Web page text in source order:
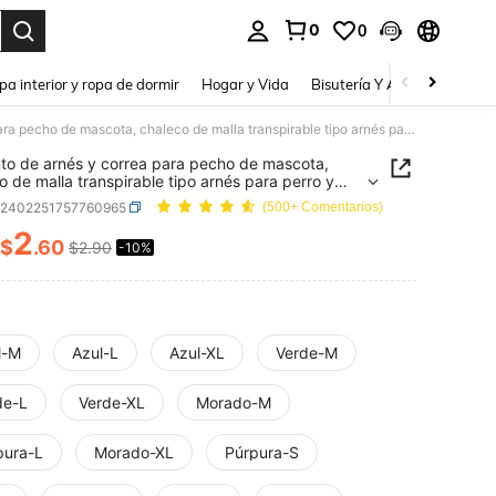
0 0
interior y ropa de dormir Hogar y Vida Bisutería Y Accesorios
Conjunto de arnés y correa para pecho de mascota, chaleco de malla transpirable tipo arnés para perro y gato, cuerda de plomo antideslizante para paseo al aire libre con tazón de alimentación plegable incluido
de arnés y correa para pecho de mascota,
de malla transpirable tipo arnés para perro y
de plomo antideslizante para paseo al aire
tazón de alimentación plegable incluido
(500+ Comentarios)
AND AVAILABILITY
$2.60 $2.90 -10%
M Azul-L Azul-XL Verde-M
L Verde-XL Morado-M
L Morado-XL Púrpura-S